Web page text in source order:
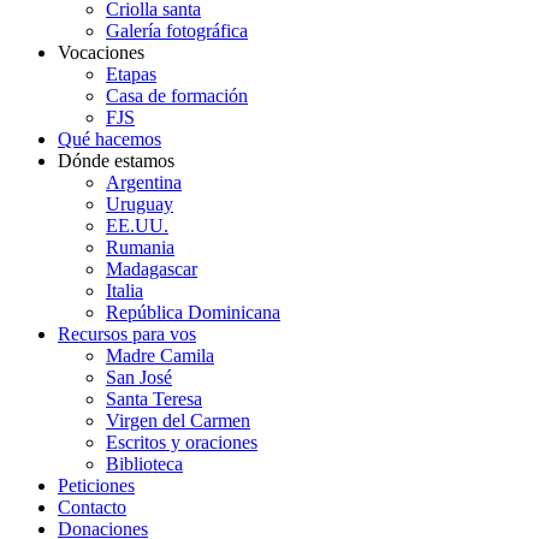
Criolla santa
Galería fotográfica
Vocaciones
Etapas
Casa de formación
FJS
Qué hacemos
Dónde estamos
Argentina
Uruguay
EE.UU.
Rumania
Madagascar
Italia
República Dominicana
Recursos para vos
Madre Camila
San José
Santa Teresa
Virgen del Carmen
Escritos y oraciones
Biblioteca
Peticiones
Contacto
Donaciones